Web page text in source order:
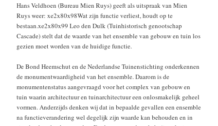
Hans Veldhoen (Bureau Mien Ruys) geeft als uitspraak van Mien
Ruys weer: xe2x80x98Wat zijn functie verliest, houdt op te
bestaan.xe2x80x99 Leo den Dulk (Tuinhistorisch genootschap
Cascade) stelt dat de waarde van het ensemble van gebouw en tuin los
gezien moet worden van de huidige functie.
De Bond Heemschut en de Nederlandse Tuinenstichting onderkennen
de monumentwaardigheid van het ensemble. Daarom is de
monumentenstatus aangevraagd voor het complex van gebouw en
tuin waarin architectuur en tuinarchitectuur een onlosmakelijk geheel
vormen. Anderzijds denken wij dat in bepaalde gevallen een ensemble
na functieverandering wel degelijk zijn waarde kan behouden en in